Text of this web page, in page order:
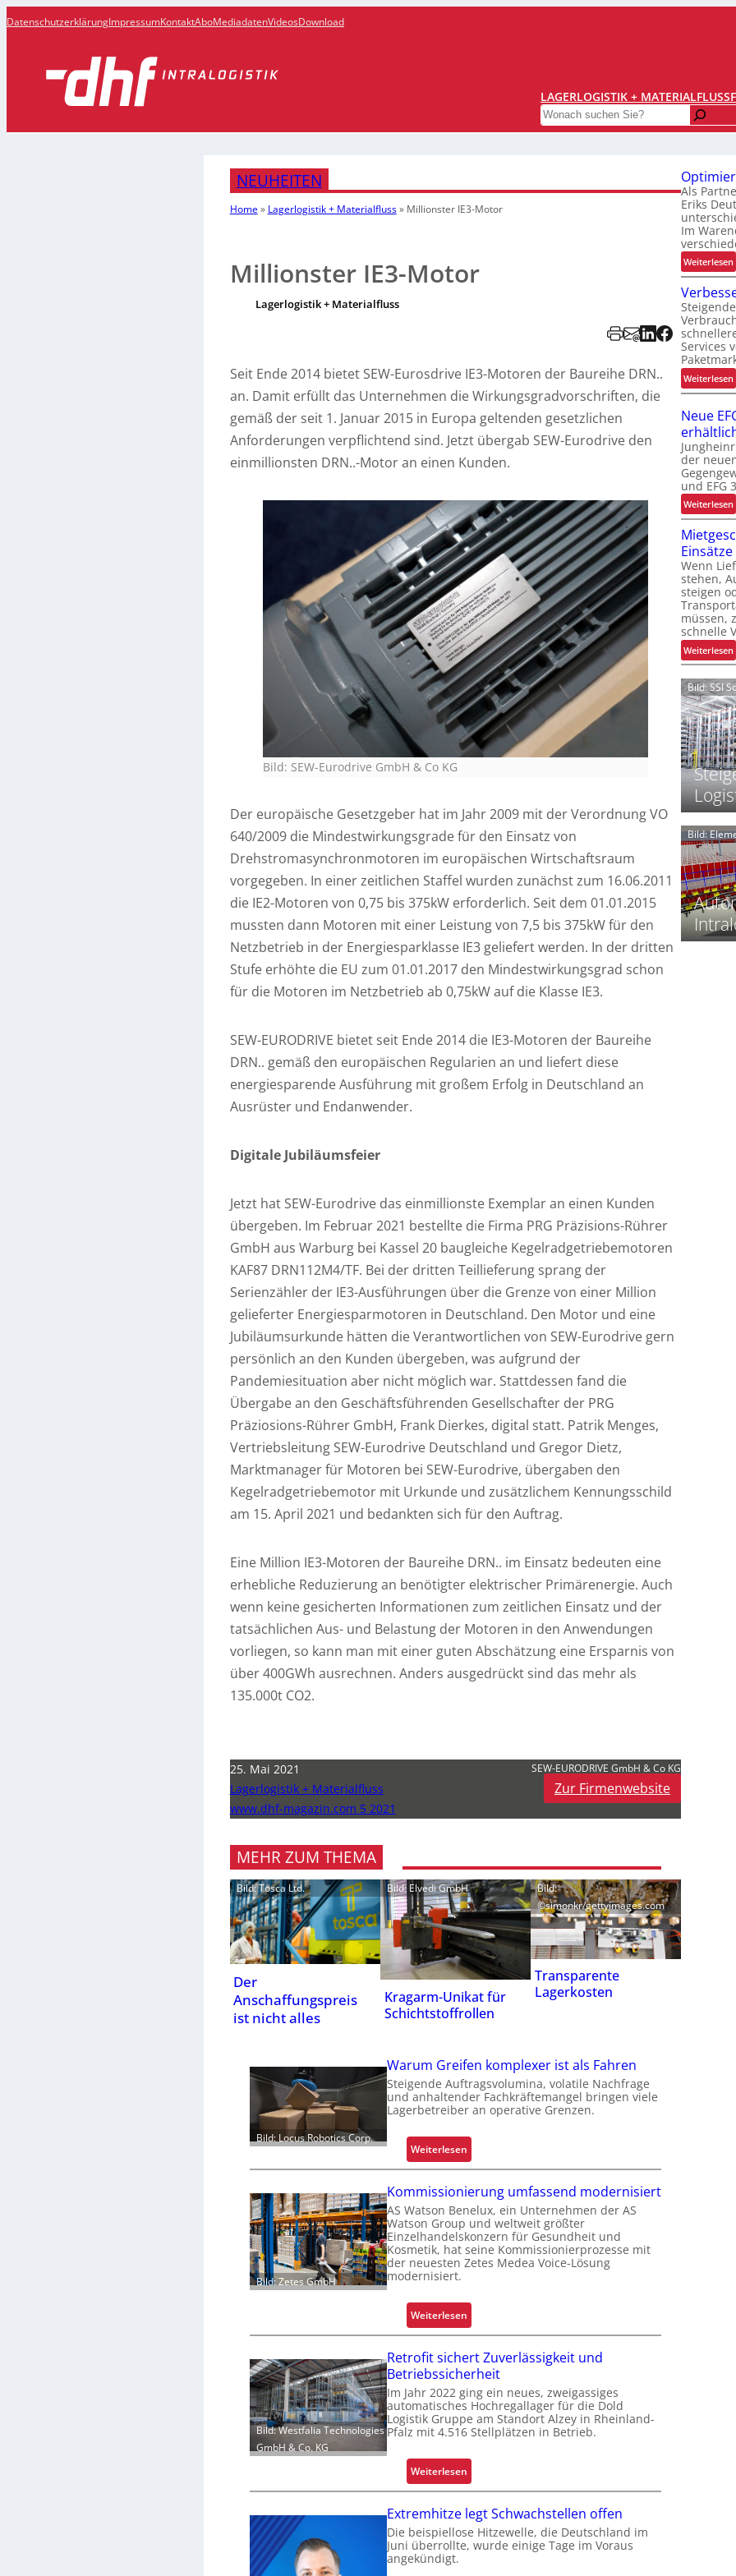
DatenschutzerklärungImpressumKontaktAboMediadatenVideosDownload
LAGERLOGISTIK + MATERIALFLUSS
Search
NEUHEITEN
Home» Lagerlogistik + Materialfluss» Millionster IE3-Motor
Millionster IE3-Motor
Lagerlogistik + Materialfluss
Seit Ende 2014 bietet SEW-Eurosdrive IE3-Motoren der Baureihe DRN..
an. Damit erfüllt das Unternehmen die Wirkungsgradvorschriften, die
gemäß der seit 1. Januar 2015 in Europa geltenden gesetzlichen
Anforderungen verpflichtend sind. Jetzt übergab SEW-Eurodrive den
einmillionsten DRN..-Motor an einen Kunden.
Bild: SEW-Eurodrive GmbH & Co KG
Der europäische Gesetzgeber hat im Jahr 2009 mit der Verordnung VO
640/2009 die Mindestwirkungsgrade für den Einsatz von
Drehstromasynchronmotoren im europäischen Wirtschaftsraum
vorgegeben. In einer zeitlichen Staffel wurden zunächst zum 16.06.2011
die IE2-Motoren von 0,75 bis 375kW erforderlich. Seit dem 01.01.2015
mussten dann Motoren mit einer Leistung von 7,5 bis 375kW für den
Netzbetrieb in der Energiesparklasse IE3 geliefert werden. In der dritten
Stufe erhöhte die EU zum 01.01.2017 den Mindestwirkungsgrad schon
für die Motoren im Netzbetrieb ab 0,75kW auf die Klasse IE3.
SEW-EURODRIVE bietet seit Ende 2014 die IE3-Motoren der Baureihe
DRN.. gemäß den europäischen Regularien an und liefert diese
energiesparende Ausführung mit großem Erfolg in Deutschland an
Ausrüster und Endanwender.
Digitale Jubiläumsfeier
Jetzt hat SEW-Eurodrive das einmillionste Exemplar an einen Kunden
übergeben. Im Februar 2021 bestellte die Firma PRG Präzisions-Rührer
GmbH aus Warburg bei Kassel 20 baugleiche Kegelradgetriebemotoren
KAF87 DRN112M4/TF. Bei der dritten Teillieferung sprang der
Serienzähler der IE3-Ausführungen über die Grenze von einer Million
gelieferter Energiesparmotoren in Deutschland. Den Motor und eine
Jubiläumsurkunde hätten die Verantwortlichen von SEW-Eurodrive gern
persönlich an den Kunden übergeben, was aufgrund der
Pandemiesituation aber nicht möglich war. Stattdessen fand die
Übergabe an den Geschäftsführenden Gesellschafter der PRG
Präziosions-Rührer GmbH, Frank Dierkes, digital statt. Patrik Menges,
Vertriebsleitung SEW-Eurodrive Deutschland und Gregor Dietz,
Marktmanager für Motoren bei SEW-Eurodrive, übergaben den
Kegelradgetriebemotor mit Urkunde und zusätzlichem Kennungsschild
am 15. April 2021 und bedankten sich für den Auftrag.
Eine Million IE3-Motoren der Baureihe DRN.. im Einsatz bedeuten eine
erhebliche Reduzierung an benötigter elektrischer Primärenergie. Auch
wenn keine gesicherten Informationen zum zeitlichen Einsatz und der
tatsächlichen Aus- und Belastung der Motoren in den Anwendungen
vorliegen, so kann man mit einer guten Abschätzung eine Ersparnis von
über 400GWh ausrechnen. Anders ausgedrückt sind das mehr als
135.000t CO2.
25. Mai 2021
Lagerlogistik + Materialfluss
www.dhf-magazin.com 5 2021
SEW-EURODRIVE GmbH & Co KG
Zur Firmenwebsite
MEHR ZUM THEMA
Bild: Tosca Ltd.
Der
Anschaffungspreis
ist nicht alles
Bild: Elvedi GmbH
Kragarm-Unikat für
Schichtstoffrollen
Bild:
©simonkr/gettyimages.com
Transparente
Lagerkosten
Bild: Locus Robotics Corp.
Warum Greifen komplexer ist als Fahren
Steigende Auftragsvolumina, volatile Nachfrage
und anhaltender Fachkräftemangel bringen viele
Lagerbetreiber an operative Grenzen.
Weiterlesen:
W
a
r
u
m
G
r
i
f
e
n
k
o
m
p
e
x
e
r
i
s
Bild: Zetes GmbH
Kommissionierung umfassend modernisiert
AS Watson Benelux, ein Unternehmen der AS
Watson Group und weltweit größter
Einzelhandelskonzern für Gesundheit und
Kosmetik, hat seine Kommissionierprozesse mit
der neuesten Zetes Medea Voice-Lösung
modernisiert.
Weiterlesen:
K
m
m
i
s
s
o
n
e
r
Bild: Westfalia Technologies
GmbH & Co. KG
Retrofit sichert Zuverlässigkeit und
Betriebssicherheit
Im Jahr 2022 ging ein neues, zweigassiges
automatisches Hochregallager für die Dold
Logistik Gruppe am Standort Alzey in Rheinland-
Pfalz mit 4.516 Stellplätzen in Betrieb.
Weiterlesen:
R
e
t
r
Extremhitze legt Schwachstellen offen
Die beispiellose Hitzewelle, die Deutschland im
Juni überrollte, wurde einige Tage im Voraus
angekündigt.
Als
Eriks
Im
Weiterlesen:
t
i
i
e
r
r
l
e
t
c
s
e
l
Services
Weiterlesen:
r
e
s
s
e
r
t
e
s
e
n
r
l
i
s
Neue
der
und EFG
Weiterlesen:
e
u
-
B
a
r
i
j
t
z
t
r
l
t
Einsätze
Wenn
stehen,
steigen
müssen,
schnelle
Weiterlesen:
i
t
s
c
t
f
r
r
z
Bild: SSI
Bild: